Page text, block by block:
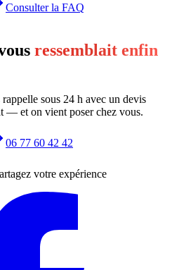
Consulter la FAQ
ressemblait enfin
sous 24 h avec un devis
— et on vient poser chez vous.
06 77 60 42 42
votre expérience